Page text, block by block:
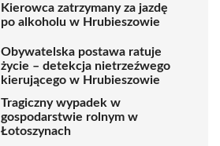
Kierowca zatrzymany za jazdę
po alkoholu w Hrubieszowie
Obywatelska postawa ratuje
życie – detekcja nietrzeźwego
kierującego w Hrubieszowie
Tragiczny wypadek w
gospodarstwie rolnym w
Łotoszynach